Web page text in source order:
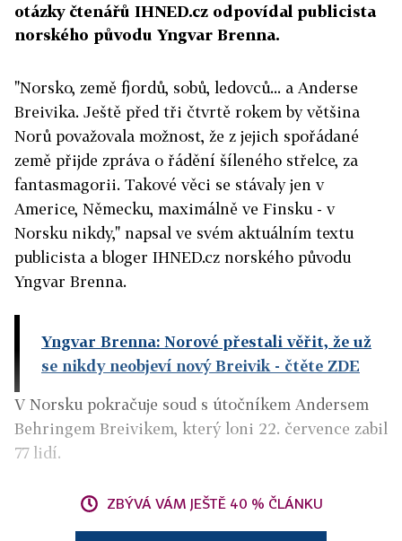
otázky čtenářů IHNED.cz odpovídal publicista
norského původu Yngvar Brenna.
"Norsko, země fjordů, sobů, ledovců... a Anderse
Breivika. Ještě před tři čtvrtě rokem by většina
Norů považovala možnost, že z jejich spořádané
země přijde zpráva o řádění šíleného střelce, za
fantasmagorii. Takové věci se stávaly jen v
Americe, Německu, maximálně ve Finsku - v
Norsku nikdy," napsal ve svém aktuálním textu
publicista a bloger IHNED.cz norského původu
Yngvar Brenna.
Yngvar Brenna: Norové přestali věřit, že už
se nikdy neobjeví nový Breivik - čtěte ZDE
V Norsku pokračuje soud s útočníkem Andersem
Behringem Breivikem, který loni 22. července zabil
77 lidí.
ZBÝVÁ VÁM JEŠTĚ 40 % ČLÁNKU